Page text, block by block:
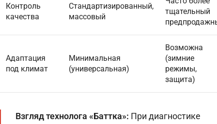
Контроль
качества
Стандартизированный,
массовый
тщательный
Адаптация
под климат
Минимальная
(универсальная)
Возможна
(зимние
режимы,
защита)
Взгляд технолога «Баттка»: При диагностике